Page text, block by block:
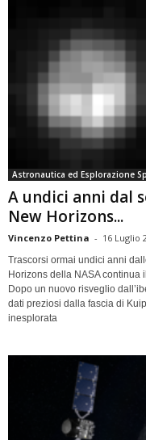
Astronautica ed Esplorazione
A undici anni dal
New Horizons...
Vincenzo Pettina - 16 Luglio
Trascorsi ormai undici anni
Horizons della NASA continua
Dopo un nuovo risveglio
dati preziosi dalla fascia di
inesplorata